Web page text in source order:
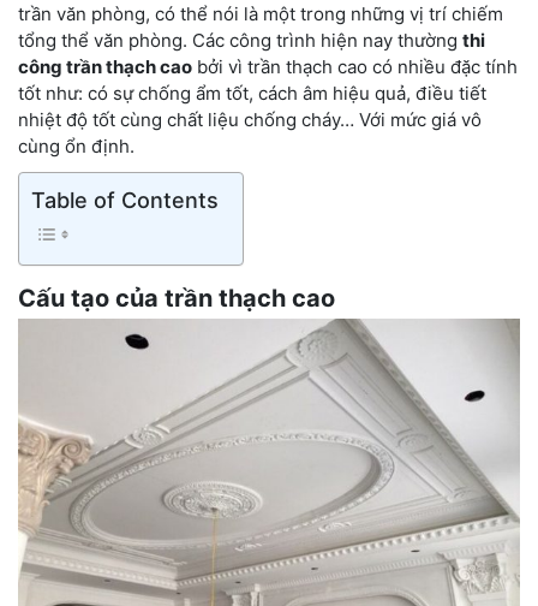
trần văn phòng, có thể nói là một trong những vị trí chiếm
tổng thể văn phòng. Các công trình hiện nay thường thi
công trần thạch cao bởi vì trần thạch cao có nhiều đặc tính
tốt như: có sự chống ẩm tốt, cách âm hiệu quả, điều tiết
nhiệt độ tốt cùng chất liệu chống cháy… Với mức giá vô
cùng ổn định.
Table of Contents
Cấu tạo của trần thạch cao